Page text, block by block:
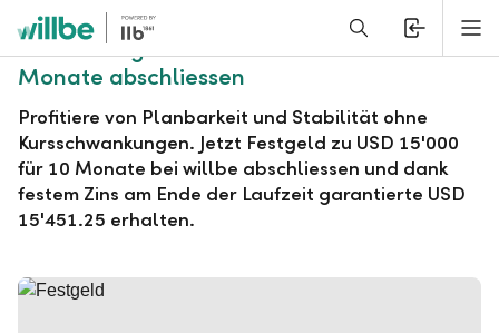
Alerts.Headline
willbe Festgeld zu USD 15'000 für 10
Monate abschliessen
Profitiere von Planbarkeit und Stabilität ohne
Kursschwankungen. Jetzt Festgeld zu USD 15'000
für 10 Monate bei willbe abschliessen und dank
festem Zins am Ende der Laufzeit garantierte USD
15'451.25 erhalten.